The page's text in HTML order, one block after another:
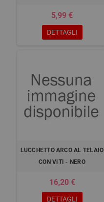
5,99 €
DETTAGLI
LUCCHETTO ARCO AL TELAIO
CON VITI - NERO
16,20 €
DETTAGLI